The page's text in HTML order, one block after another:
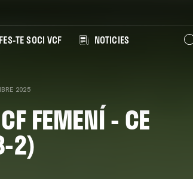
FES-TE SOCI VCF NOTICIES
2025
FEMENÍ - CE
2)